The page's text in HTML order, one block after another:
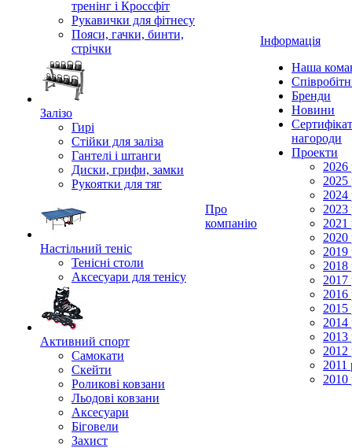
тренінг і Кроссфіт
Рукавички для фітнесу
Пояси, гачки, бинти,
стрічки
Залізо
Гирі
Стійки для заліза
Гантелі і штанги
Диски, грифи, замки
Рукоятки для тяг
Настільний теніс
Тенісні столи
Аксесуари для тенісу
Активний спорт
Самокати
Скейти
Роликові ковзани
Льодові ковзани
Аксесуари
Біговели
Захист
Про
компанію
Інформація
Наша
Бренди
Новини
нагороди
Проекти
2026
2025
2024
2023
2021
2020
2019
2018
2017
2016
2015
2014
2013
2012
2011
2010